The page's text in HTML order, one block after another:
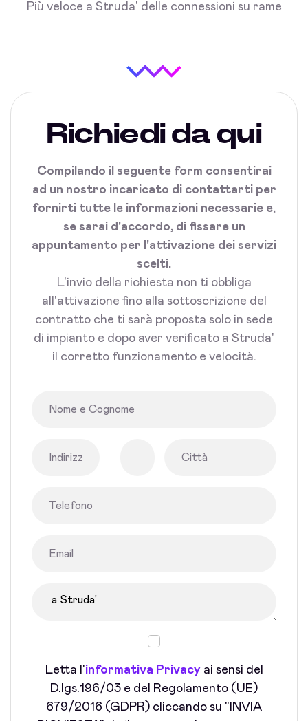
Più veloce a Struda' delle connessioni su rame
Richiedi da qui
Compilando il seguente form consentirai
ad un nostro incaricato di contattarti per
fornirti tutte le informazioni necessarie e,
se sarai d'accordo, di fissare un
appuntamento per l'attivazione dei servizi
scelti.
L'invio della richiesta non ti obbliga
all'attivazione fino alla sottoscrizione del
contratto che ti sarà proposta solo in sede
di impianto e dopo aver verificato a Struda'
il corretto funzionamento e velocità.
Letta l'informativa Privacyai sensi del
D.lgs.196/03 e del Regolamento (UE)
679/2016 (GDPR) cliccando su "INVIA